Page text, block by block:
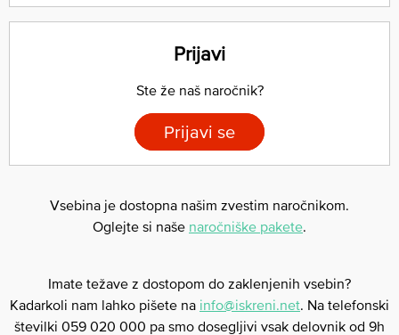
Prijavi
Ste že naš naročnik?
Prijavi se
Vsebina je dostopna našim zvestim naročnikom.
Oglejte si naše naročniške pakete.
Imate težave z dostopom do zaklenjenih vsebin?
Kadarkoli nam lahko pišete na info@iskreni.net. Na telefonski
številki 059 020 000 pa smo dosegljivi vsak delovnik od 9h